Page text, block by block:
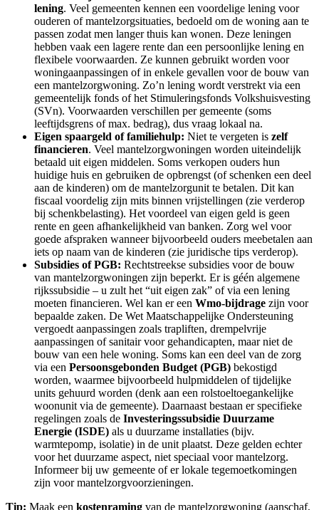
lening. Veel gemeenten kennen een voordelige lening voor
ouderen of mantelzorgsituaties, bedoeld om de woning aan te
passen zodat men langer thuis kan wonen. Deze leningen
hebben vaak een lagere rente dan een persoonlijke lening en
flexibele voorwaarden. Ze kunnen gebruikt worden voor
woningaanpassingen of in enkele gevallen voor de bouw van
een mantelzorgwoning. Zo’n lening wordt verstrekt via een
gemeentelijk fonds of het Stimuleringsfonds Volkshuisvesting
(SVn). Voorwaarden verschillen per gemeente (soms
leeftijdsgrens of max. bedrag), dus vraag lokaal na.
Eigen spaargeld of familiehulp: Niet te vergeten is zelf
financieren. Veel mantelzorgwoningen worden uiteindelijk
betaald uit eigen middelen. Soms verkopen ouders hun
huidige huis en gebruiken de opbrengst (of schenken een deel
aan de kinderen) om de mantelzorgunit te betalen. Dit kan
fiscaal voordelig zijn mits binnen vrijstellingen (zie verderop
bij schenkbelasting). Het voordeel van eigen geld is geen
rente en geen afhankelijkheid van banken. Zorg wel voor
goede afspraken wanneer bijvoorbeeld ouders meebetalen aan
iets op naam van de kinderen (zie juridische tips verderop).
Subsidies of PGB: Rechtstreekse subsidies voor de bouw
van mantelzorgwoningen zijn beperkt. Er is géén algemene
rijkssubsidie – u zult het “uit eigen zak” of via een lening
moeten financieren. Wel kan er een Wmo-bijdrage zijn voor
bepaalde zaken. De Wet Maatschappelijke Ondersteuning
vergoedt aanpassingen zoals trapliften, drempelvrije
aanpassingen of sanitair voor gehandicapten, maar niet de
bouw van een hele woning. Soms kan een deel van de zorg
via een Persoonsgebonden Budget (PGB) bekostigd
worden, waarmee bijvoorbeeld hulpmiddelen of tijdelijke
units gehuurd worden (denk aan een rolstoeltoegankelijke
woonunit via de gemeente). Daarnaast bestaan er specifieke
regelingen zoals de Investeringssubsidie Duurzame
Energie (ISDE) als u duurzame installaties (bijv.
warmtepomp, isolatie) in de unit plaatst. Deze gelden echter
voor het duurzame aspect, niet speciaal voor mantelzorg.
Informeer bij uw gemeente of er lokale tegemoetkomingen
zijn voor mantelzorgvoorzieningen.
Tip: Maak een kostenraming van de mantelzorgwoning (aanschaf,